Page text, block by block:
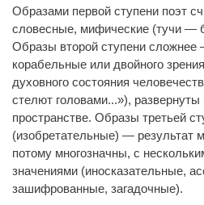
Образами первой ступени поэт
словесные, мифические (тучи —
Образы второй ступени сложнее
корабельные или двойного
духовного состояния
стелют головами...»),
пространстве. Образы третьей
(изобретательные) — результат
потому многозначны, с
значениями (иносказательные,
зашифрованные, загадочные).